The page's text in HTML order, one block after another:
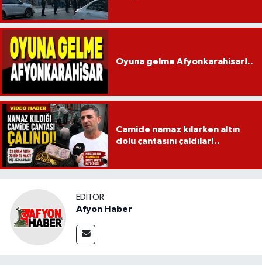
Oyuna gelme Afyonkarahisar!..
Camide namaz kılarken altın
dolu çantasını çaldılar!..
EDITÖR
Afyon Haber